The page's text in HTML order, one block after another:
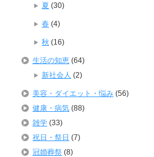
夏 (30)
春 (4)
秋 (16)
生活の知恵 (64)
新社会人 (2)
美容・ダイエット・悩み (56)
健康・病気 (88)
雑学 (33)
祝日・祭日 (7)
冠婚葬祭 (8)